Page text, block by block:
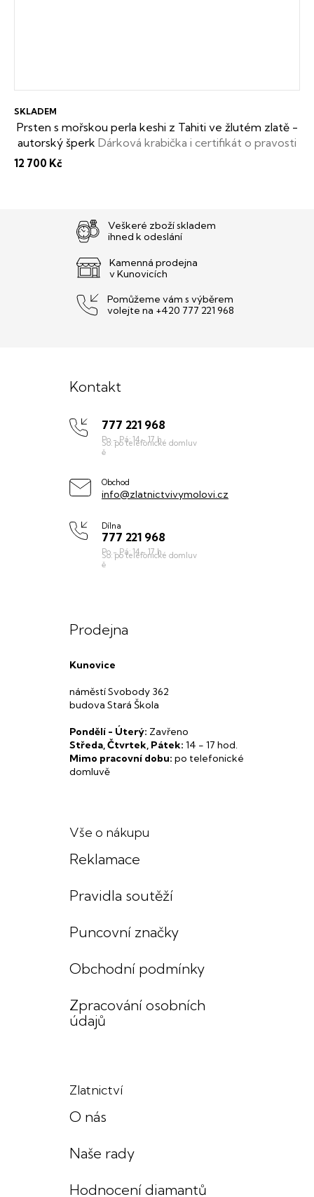
Prsten s mořskou perla keshi z Tahiti ve žlutém zlatě -
autorský šperk Dárková krabička i certifikát o pravosti
SKLADEM
12 700 Kč
Veškeré zboží skladem
ihned k odeslání
Kamenná prodejna
v Kunovicích
Pomůžeme vám s výběrem
volejte na +420 777 221 968
Kontakt
777 221 968
Obchod
info@zlatnictvivymolovi.cz
Dílna
777 221 968
Prodejna
Kunovice
náměstí Svobody 362
budova Stará Škola
Pondělí - Úterý: Zavřeno
Středa, Čtvrtek, Pátek: 14 - 17 hod.
Mimo pracovní dobu: po telefonické
domluvě
Vše o nákupu
Reklamace
Pravidla soutěží
Puncovní značky
Obchodní podmínky
Zpracování osobních
údajů
Zlatnictví
O nás
Naše rady
Hodnocení diamantů